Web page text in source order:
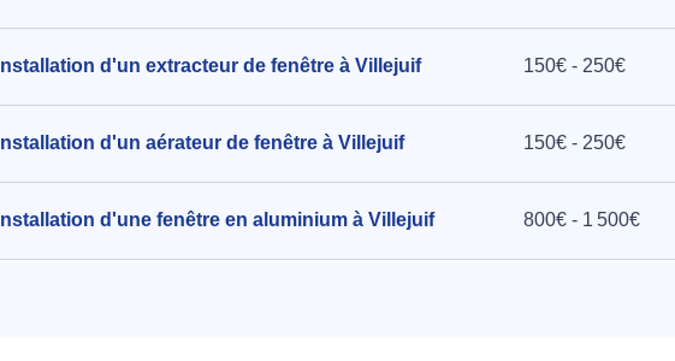
Installation d'un extracteur de fenêtre à Villejuif 150€ - 250€
Installation d'un aérateur de fenêtre à Villejuif 150€ - 250€
Installation d'une fenêtre en aluminium à Villejuif 800€ - 1 500€